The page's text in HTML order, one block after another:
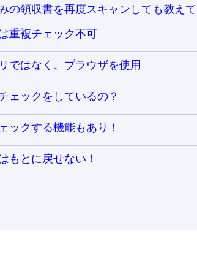
の領収書を再度スキャンしても教え
重複チェック不可
ではなく、ブラウザを使用
ェックをしているの？
ックする機能もあり！
もとに戻せない！